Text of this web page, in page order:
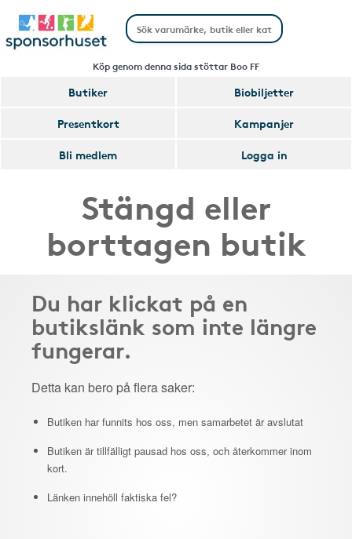
Köp genom denna sida stöttar Boo FF
Butiker
Biobiljetter
Presentkort
Kampanjer
Bli medlem
Logga in
Stängd eller
borttagen butik
Du har klickat på en
butikslänk som inte längre
fungerar.
Detta kan bero på flera saker:
Butiken har funnits hos oss, men samarbetet är avslutat
Butiken är tillfälligt pausad hos oss, och återkommer inom
kort.
Länken innehöll faktiska fel?